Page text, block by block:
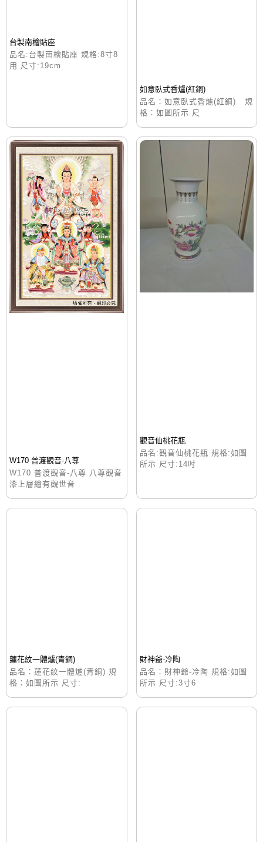
台製南檜貼座
品名:台製南檜貼座 規格:8寸8
用 尺寸:19cm
如意臥式香爐(紅銅)
品名：如意臥式香爐(紅銅) 規
格：如圖所示 尺
W170 普渡觀音-八尊
W170 普渡觀音-八尊 八尊觀音
漆上層繪有觀世音
觀音仙桃花瓶
品名:觀音仙桃花瓶 規格:如圖
所示 尺寸:14吋
蓮花紋一體爐(青銅)
品名：蓮花紋一體爐(青銅) 規
格：如圖所示 尺寸:
財神爺-冷陶
品名：財神爺-冷陶 規格:如圖
所示 尺寸:3寸6